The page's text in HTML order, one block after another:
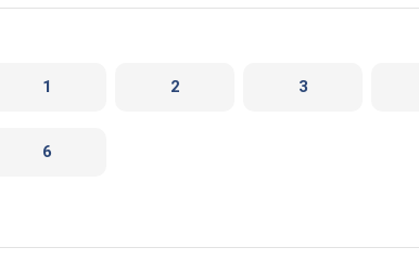
1 2 3
6